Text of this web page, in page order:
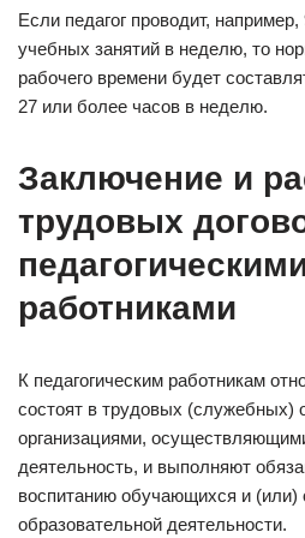
Если педагог проводит,
учебных занятий в неделю, то
рабочего времени будет
27 или более часов в неделю.
Заключение и
трудовых
работниками
К педагогическим работникам
состоят в трудовых (служебных)
организациями,
деятельность, и выполняют
воспитанию обучающихся и (или)
образовательной деятельности.